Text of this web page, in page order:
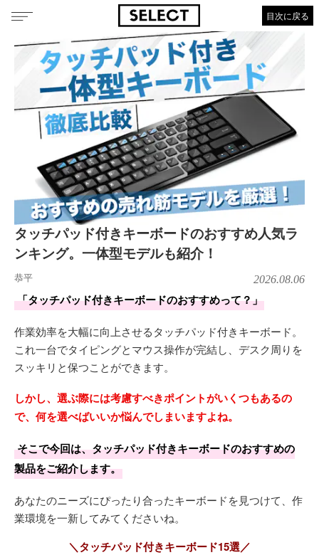
目次に戻る
タッチパッド付きキーボードのおすすめ人気ラ
ンキング。一体型モデルも紹介！
恭平 2026.08.06
「タッチパッド付きキーボードのおすすめって？」
作業効率を大幅に向上させるタッチパッド付きキーボード。
これ一台でタイピングとマウス操作が完結し、デスク周りを
スッキリと保つことができます。
しかし、選ぶ際には考慮すべきポイントがいくつもあるの
で、何を選べばいいか悩んでしまいますよね。
そこで今回は、タッチパッド付きキーボードのおすすめの
製品をご紹介します。
あなたのニーズにぴったり合ったキーボードを見つけて、作
業環境を一新してみてくださいね。
＼タッチパッド付きキーボード15選／